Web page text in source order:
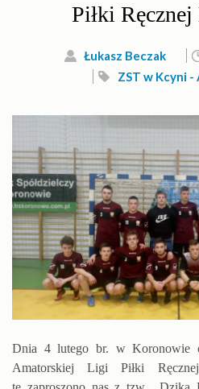
Piłki
Łukasz Beczak
ZST w Kcyni
Dnia 4 lutego br. w Koronowie
Amatorskiej Ligi Piłki